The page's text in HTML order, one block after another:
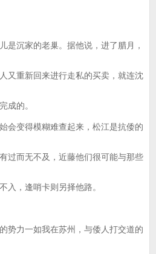
是沉家的老巢。据他说，进了腊月，
又重新回来进行走私的买卖，就连沈
成的。
会变得模糊难查起来，松江是抗倭的
过而无不及，近藤他们很可能与那些
入，逢哨卡则另择他路。
势力一如我在苏州，与倭人打交道的